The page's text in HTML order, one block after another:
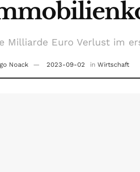
Milliarde Euro Verlust im
Noack 2023-09-02 in Wirtschaft